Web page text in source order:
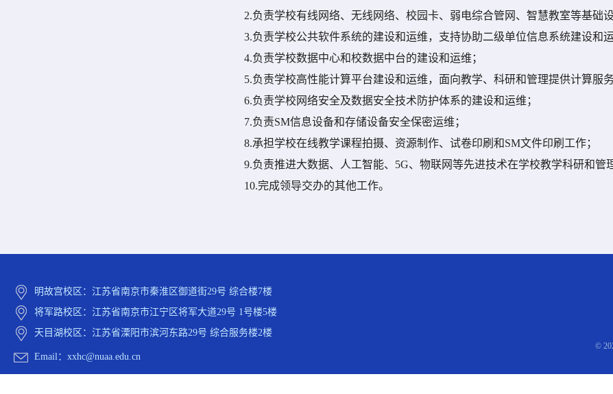
2.负责学校有线网络、无线网络、校园卡、弱电综合管网、智慧教室等基础
3.负责学校公共软件系统的建设和运维，支持协助二级单位信息系统建设和运
4.负责学校数据中心和校数据中台的建设和运维；
5.负责学校高性能计算平台建设和运维，面向教学、科研和管理提供计算服
6.负责学校网络安全及数据安全技术防护体系的建设和运维；
7.负责SM信息设备和存储设备安全保密运维；
8.承担学校在线教学课程拍摄、资源制作、试卷印刷和SM文件印刷工作；
9.负责推进大数据、人工智能、 5G、物联网等先进技术在学校教学科研和管
10.完成领导交办的其他工作。
明故宫校区：江苏省南京市秦淮区御道街29号 综合楼7楼
将军路校区：江苏省南京市江宁区将军大道29号 1号楼5楼
天目湖校区：江苏省溧阳市滨河东路29号 综合服务楼2楼
Email：xxhc@nuaa.edu.cn
©